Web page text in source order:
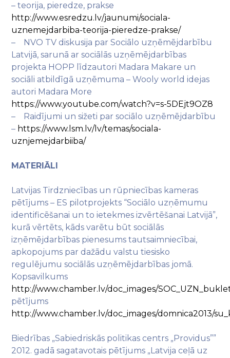
– teorija, pieredze, prakse
http://www.esredzu.lv/jaunumi/sociala-
uznemejdarbiba-teorija-pieredze-prakse/
– NVO TV diskusija par Sociālo uzņēmējdarbību
Latvijā, sarunā ar sociālās uzņēmējdarbības
projekta HOPP līdzautori Madara Makare un
sociāli atbildīgā uzņēmuma – Wooly world idejas
autori Madara More
https://www.youtube.com/watch?v=s-5DEjt9OZ8
– Raidījumi un sižeti par sociālo uzņēmējdarbību
– https://www.lsm.lv/lv/temas/sociala-
uznjemejdarbiiba/
MATERIĀLI
Latvijas Tirdzniecības un rūpniecības kameras
pētījums – ES pilotprojekts “Sociālo uzņēmumu
identificēšanai un to ietekmes izvērtēšanai Latvijā”,
kurā vērtēts, kāds varētu būt sociālās
izņēmējdarbības pienesums tautsaimniecībai,
apkopojums par dažādu valstu tiesisko
regulējumu sociālās uzņēmējdarbības jomā.
Kopsavilkums
http://www.chamber.lv/doc_images/
pētījums
http://www.chamber.lv/doc_images/domnica2013/
Biedrības „Sabiedriskās politikas centrs „Providus””
2012. gadā sagatavotais pētījums „Latvija ceļā uz